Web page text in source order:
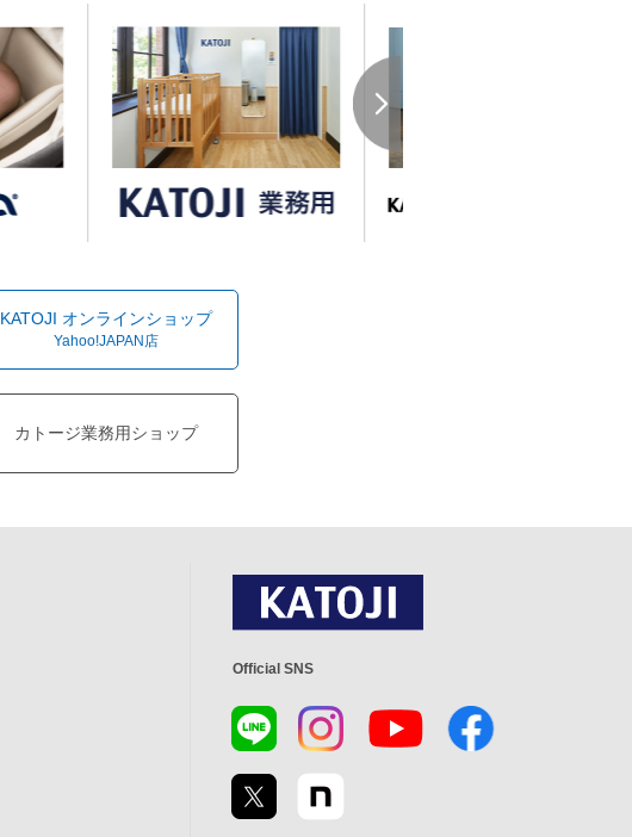
KATOJI オンラインショップ
Yahoo!JAPAN店
カトージ業務用ショップ
Official SNS